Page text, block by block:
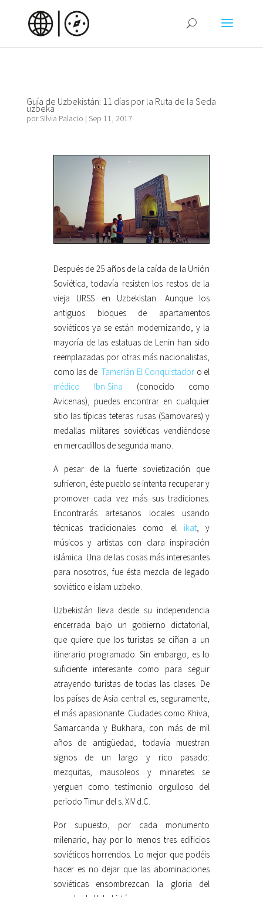
Guía de Uzbekistán: 11 días por la Ruta de la Seda
uzbeka
porSilvia Palacio | Sep 11, 2017
Después de 25 años de la caída de la Unión
Soviética, todavía resisten los restos de la
vieja URSS en Uzbekistan. Aunque los
antiguos bloques de apartamentos
soviéticos ya se están modernizando, y la
mayoría de las estatuas de Lenin han sido
reemplazadas por otras más nacionalistas,
como las de Tamerlán El Conquistador o el
médico Ibn-Sina (conocido como
Avicenas), puedes encontrar en cualquier
sitio las típicas teteras rusas (Samovares) y
medallas militares soviéticas vendiéndose
en mercadillos de segunda mano.
A pesar de la fuerte sovietización que
sufrieron, éste pueblo se intenta recuperar y
promover cada vez más sus tradiciones.
Encontrarás artesanos locales usando
técnicas tradicionales como el ikat, y
músicos y artistas con clara inspiración
islámica. Una de las cosas más interesantes
para nosotros, fue ésta mezcla de legado
soviético e islam uzbeko.
Uzbekistán lleva desde su independencia
encerrada bajo un gobierno dictatorial,
que quiere que los turistas se ciñan a un
itinerario programado. Sin embargo, es lo
suficiente interesante como para seguir
atrayendo turistas de todas las clases. De
los países de Asia central es, seguramente,
el más apasionante. Ciudades como Khiva,
Samarcanda y Bukhara, con más de mil
años de antigüedad, todavía muestran
signos de un largo y rico pasado:
mezquitas, mausoleos y minaretes se
yerguen como testimonio orgulloso del
periodo Timur del s. XIV d.C.
Por supuesto, por cada monumento
milenario, hay por lo menos tres edificios
soviéticos horrendos. Lo mejor que podéis
hacer es no dejar que las abominaciones
soviéticas ensombrezcan la gloria del